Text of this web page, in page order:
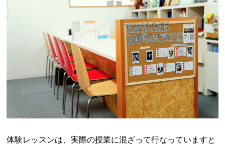
体験レッスンは、実際の授業に混ざって行なっていますと